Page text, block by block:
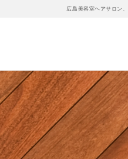
広島美容室ヘアサロン